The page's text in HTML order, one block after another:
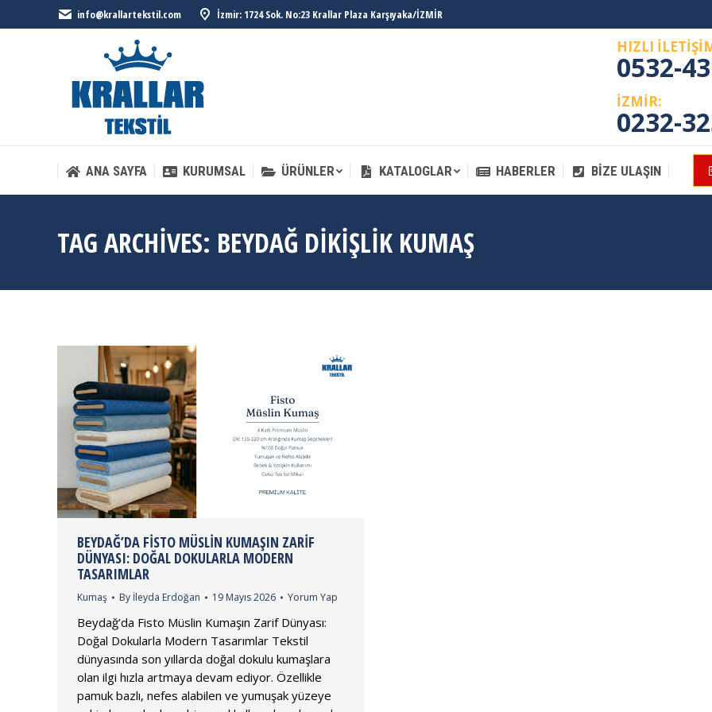
info@krallartekstil.com İzmir: 1724 Sok. No:23 Krallar Plaza Karşıyaka/İZMİR
HIZLI
0532-
İZMİR:
0232-
ANA SAYFA KURUMSAL ÜRÜNLER KATALOGLAR HABERLER BIZE ULAŞIN
TAG ARCHIVES: BEYDAĞ DIKIŞLIK KUMAŞ
BEYDAĞ’DA FISTO MÜSLIN KUMAŞIN ZARIF
DÜNYASI: DOĞAL DOKULARLA MODERN
TASARIMLAR
Kumaş By İleyda Erdoğan 19 Mayıs 2026 Yorum Yap
Beydağ’da Fisto Müslin Kumaşın Zarif Dünyası:
Doğal Dokularla Modern Tasarımlar Tekstil
dünyasında son yıllarda doğal dokulu kumaşlara
olan ilgi hızla artmaya devam ediyor. Özellikle
pamuk bazlı, nefes alabilen ve yumuşak yüzeye
ANA SAYFA KURUMSAL ÜRÜNLER KATALOGLAR HABERLER BIZE ULAŞIN